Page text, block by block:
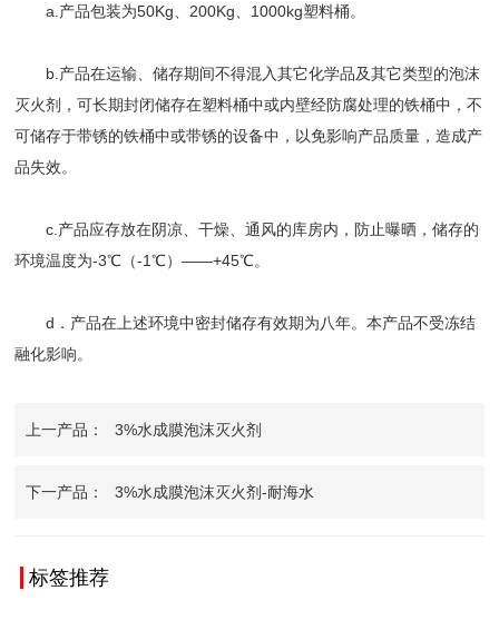
a.产品包装为50Kg、200Kg、1000kg塑料桶。
b.产品在运输、储存期间不得混入其它化学品及其它类型的泡沫
灭火剂，可长期封闭储存在塑料桶中或内壁经防腐处理的铁桶中，不
可储存于带锈的铁桶中或带锈的设备中，以免影响产品质量，造成产
品失效。
c.产品应存放在阴凉、干燥、通风的库房内，防止曝晒，储存的
环境温度为-3℃（-1℃）——+45℃。
d．产品在上述环境中密封储存有效期为八年。本产品不受冻结
融化影响。
上一产品： 3%水成膜泡沫灭火剂
下一产品： 3%水成膜泡沫灭火剂-耐海水
标签推荐